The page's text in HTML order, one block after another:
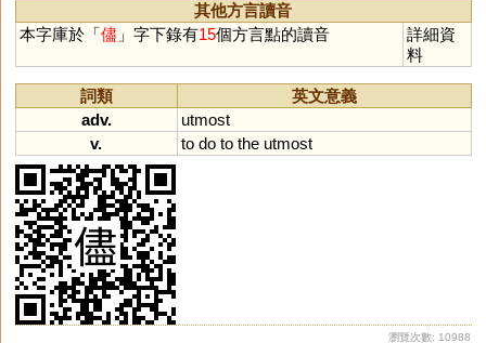
其他方言讀音
本字庫於「儘」字下錄有15個方言點的讀音
詳細資
料
詞類
英文意義
adv.
utmost
v.
to do to the utmost
瀏覽次數: 10988